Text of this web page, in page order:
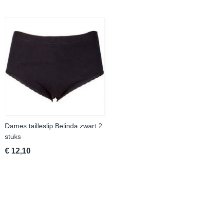
Dames tailleslip Belinda zwart 2
stuks
€ 12,10